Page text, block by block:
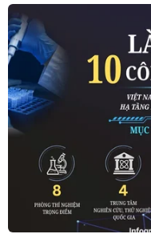
hợp ngăn chặn dịch
19/07/2026 01:03
Điều gì tạo nên niềm
dinh dưỡng đầu đời
18/07/2026 01:00
Phân bổ ngân sách